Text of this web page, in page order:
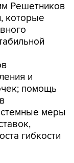
Решетников
которые
и
помощь
меры
гибкости